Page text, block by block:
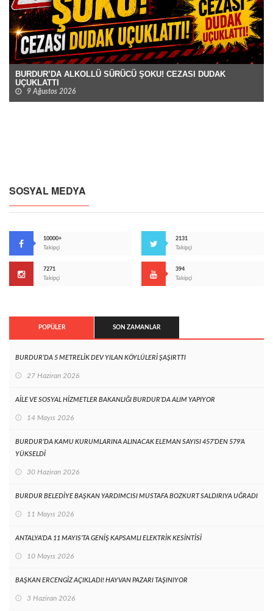
BURDUR’DA ALKOLLÜ SÜRÜCÜ ŞOKU! CEZASI DUDAK
UÇUKLATTI
9 Ağustos 2026
SOSYAL MEDYA
10000+
Takipçi
2131
Takipçi
7271
Takipçi
394
Takipçi
POPÜLER SON ZAMANLAR
BURDUR’DA 5 METRELİK DEV YILAN KÖYLÜLERİ ŞAŞIRTTI
27 Haziran 2026
AİLE VE SOSYAL HİZMETLER BAKANLIĞI BURDUR’DA ALIM YAPIYOR
14 Mayıs 2026
BURDUR’DA KAMU KURUMLARINA ALINACAK ELEMAN SAYISI 457’DEN 579’A
YÜKSELDİ
30 Haziran 2026
BURDUR BELEDİYE BAŞKAN YARDIMCISI MUSTAFA BOZKURT SALDIRIYA UĞRADI
11 Mayıs 2026
ANTALYA’DA 11 MAYIS’TA GENİŞ KAPSAMLI ELEKTRİK KESİNTİSİ
10 Mayıs 2026
BAŞKAN ERCENGİZ AÇIKLADI! HAYVAN PAZARI TAŞINIYOR
3 Haziran 2026